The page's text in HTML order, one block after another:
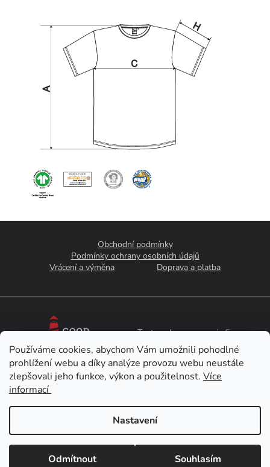
Používáme cookies, abychom Vám umožnili pohodlné
prohlížení webu a díky analýze provozu webu neustále
zlepšovali jeho funkce, výkon a použitelnost. Více
informací
Nastavení
Odmítnout Souhlasím
Obchodní podmínky
Podmínky ochrany osobních údajů
Vrácení a výměna
Doprava a platba
Tento eshop provozuje firma
Good Sailors s.r.o.
ve spolupráci s národním parkem
České Švýcarsko a Krkonošským národním parkem
Copyright 2026ceskeparky.cz. Všechna práva vyhrazena.
Upravit nastavení cookies